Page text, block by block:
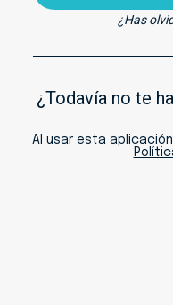
¿Has
¿Todavía no te
Al usar esta